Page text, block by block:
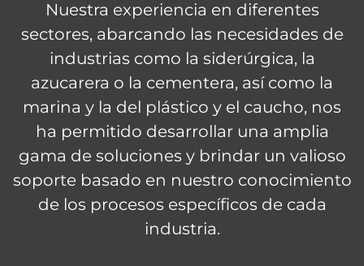
Nuestra experiencia en diferentes
sectores, abarcando las necesidades de
industrias como la siderúrgica, la
azucarera o la cementera, así como la
marina y la del plástico y el caucho, nos
ha permitido desarrollar una amplia
gama de soluciones y brindar un valioso
soporte basado en nuestro conocimiento
de los procesos específicos de cada
industria.